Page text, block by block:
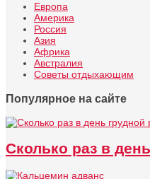
Европа
Америка
Россия
Азия
Африка
Австралия
Советы отдыхающим
Популярное на сайте
Сколько раз в